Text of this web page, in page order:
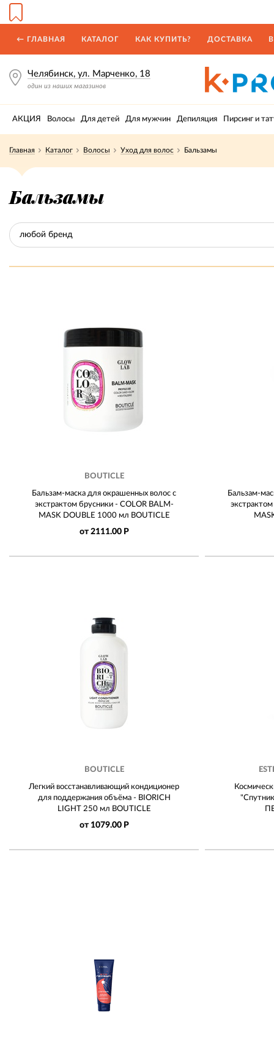
← ГЛАВНАЯ КАТАЛОГ КАК КУПИТЬ? ДОСТАВКА
Челябинск, ул. Марченко, 18
один из наших магазинов
АКЦИЯ Волосы Для детей Для мужчин Депиляция Пирсинг и
Главная Каталог Волосы Уход для волос Бальзамы
Бальзамы
любой бренд
BOUTICLE
Бальзам-маска для окрашенных волос с
экстрактом брусники - COLOR BALM-
MASK DOUBLE 1000 мл BOUTICLE
от 2111.00 Р
Бальзам-
BOUTICLE
Легкий восстанавливающий кондиционер
для поддержания объёма - BIORICH
LIGHT 250 мл BOUTICLE
от 1079.00 Р